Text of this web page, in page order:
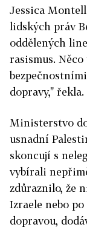
Jessica
lidských práv
oddělených
rasismus.
dopravy," řekla.
Ministerstvo
usnadní
skoncují s
vybírali
zdůraznilo, že
Izraele nebo
dopravou,